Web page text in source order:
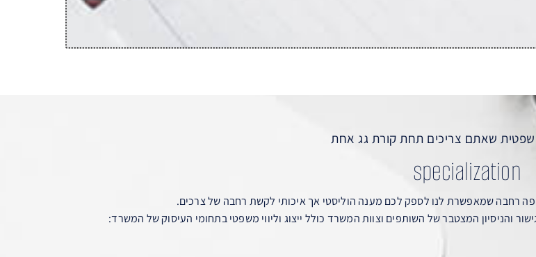
שאתם צריכים תחת קורת גג אחת
specialization
רחבה שמאפשרת לנו לספק לכם מענה הוליסטי אך איכותי לקשת רחבה של צרכים.
והניסיון המצטבר של השותפים וצוות המשרד כולל ייצוג וליווי משפטי בתחומי העיסוק של המשרד: